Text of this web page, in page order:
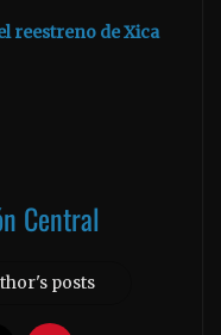
reestreno de Xica
Central
posts